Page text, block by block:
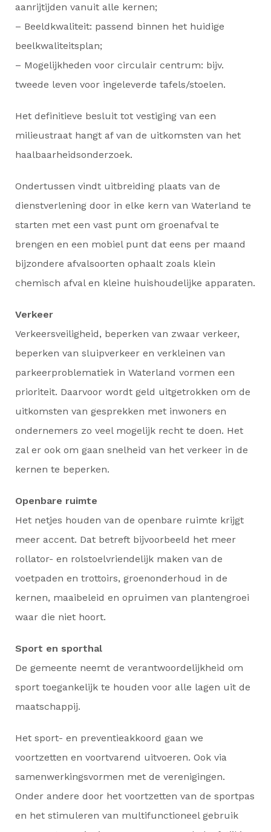
aanrijtijden vanuit alle kernen;
– Beeldkwaliteit: passend binnen het huidige
beelkwaliteitsplan;
– Mogelijkheden voor circulair centrum: bijv.
tweede leven voor ingeleverde tafels/stoelen.
Het definitieve besluit tot vestiging van een
milieustraat hangt af van de uitkomsten van het
haalbaarheidsonderzoek.
Ondertussen vindt uitbreiding plaats van de
dienstverlening door in elke kern van Waterland te
starten met een vast punt om groenafval te
brengen en een mobiel punt dat eens per maand
bijzondere afvalsoorten ophaalt zoals klein
chemisch afval en kleine huishoudelijke apparaten.
Verkeer
Verkeersveiligheid, beperken van zwaar verkeer,
beperken van sluipverkeer en verkleinen van
parkeerproblematiek in Waterland vormen een
prioriteit. Daarvoor wordt geld uitgetrokken om de
uitkomsten van gesprekken met inwoners en
ondernemers zo veel mogelijk recht te doen. Het
zal er ook om gaan snelheid van het verkeer in de
kernen te beperken.
Openbare ruimte
Het netjes houden van de openbare ruimte krijgt
meer accent. Dat betreft bijvoorbeeld het meer
rollator- en rolstoelvriendelijk maken van de
voetpaden en trottoirs, groenonderhoud in de
kernen, maaibeleid en opruimen van plantengroei
waar die niet hoort.
Sport en sporthal
De gemeente neemt de verantwoordelijkheid om
sport toegankelijk te houden voor alle lagen uit de
maatschappij.
Het sport- en preventieakkoord gaan we
voortzetten en voortvarend uitvoeren. Ook via
samenwerkingsvormen met de verenigingen.
Onder andere door het voortzetten van de sportpas
en het stimuleren van multifunctioneel gebruik